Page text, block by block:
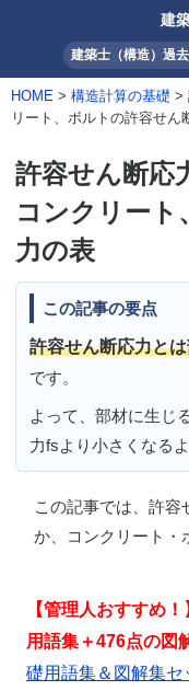
建
建築士（構造）過
HOME > 構造計算の基礎 >
リート、ボルトの許容せん
許容せん断応
コンクリート
力の表
この記事の要点
許容せん断応力と
です。
よって、部材に生じ
力fsより小さくなる
この記事では、 許容
か、コンクリート・
【管理人おすすめ
用語集＋476点の
礎用語集＆図解集セ